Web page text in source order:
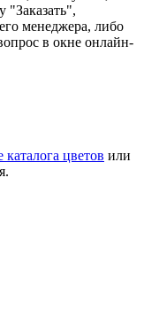
"Заказать",
менеджера, либо
в окне онлайн-
каталога цветов или